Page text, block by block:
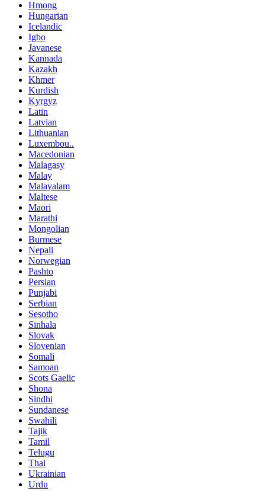
Hmong
Hungarian
Icelandic
Igbo
Javanese
Kannada
Kazakh
Khmer
Kurdish
Kyrgyz
Latin
Latvian
Lithuanian
Luxembou..
Macedonian
Malagasy
Malay
Malayalam
Maltese
Maori
Marathi
Mongolian
Burmese
Nepali
Norwegian
Pashto
Persian
Punjabi
Serbian
Sesotho
Sinhala
Slovak
Slovenian
Somali
Samoan
Scots Gaelic
Shona
Sindhi
Sundanese
Swahili
Tajik
Tamil
Telugu
Thai
Ukrainian
Urdu